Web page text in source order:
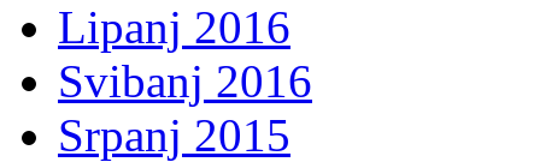
Lipanj 2016
Svibanj 2016
Srpanj 2015